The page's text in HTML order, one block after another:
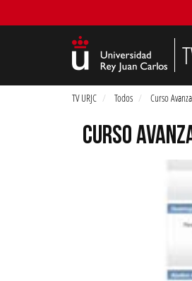
TV URJC Todos Curso
CURSO